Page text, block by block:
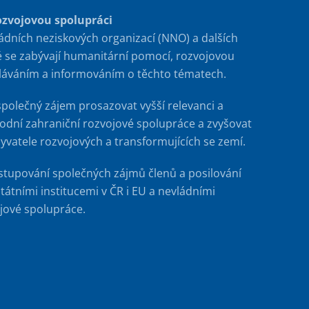
spolupráci
neziskových organizací (NNO) a dalších
se zabývají humanitární pomocí, rozvojovou
a informováním o těchto tématech.
zájem prosazovat vyšší relevanci a
zahraniční rozvojové spolupráce a zvyšovat
rozvojových a transformujících se zemí.
společných zájmů členů a posilování
institucemi v ČR i EU a nevládními
spolupráce.